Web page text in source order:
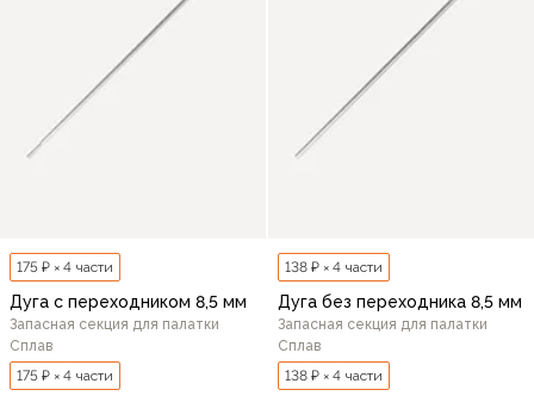
175 ₽ × 4 части
Дуга с переходником 8,5 мм
Запасная секция для палатки
Сплав
175 ₽ × 4 части
138 ₽ × 4 части
Дуга без переходника 8,5 мм
Запасная секция для палатки
Сплав
138 ₽ × 4 части